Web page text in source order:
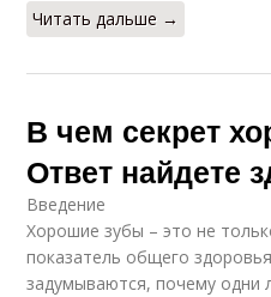
Читать дальше →
В чем секрет
Ответ найдете
Введение
Хорошие зубы – это не
показатель общего
задумываются, почему